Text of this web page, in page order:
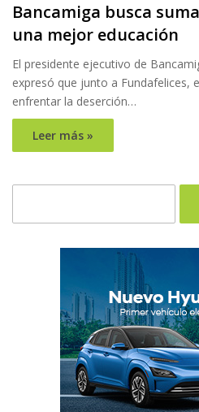
Bancamiga busca
una mejor educación
El presidente ejecutivo de
expresó que junto a Fundafelices,
enfrentar la deserción…
Leer más »